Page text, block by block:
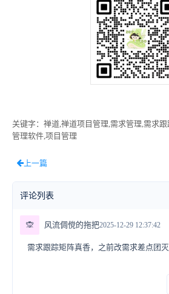
关键字 ：禅道,禅道项目管理,需求管理,需求
管理软件,项目管理
上一篇
评论列表
🙊 风流倜傥的拖把2025-12-29 12:37:42
需求跟踪矩阵真香，之前改需求差点团灭